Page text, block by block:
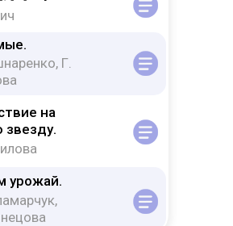
Г.
на
звезду.
урожай.